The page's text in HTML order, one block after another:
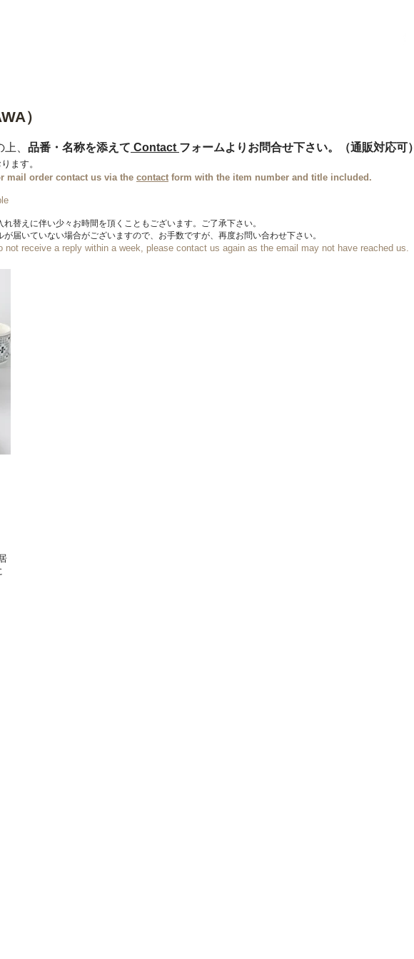
）
、 品番・名称を添えて Contact フォームよりお問合せ下さい。（通販対応可）
ます。
mail order contact us via the contact form with the item number and title included.
替えに伴い少々お時間を頂くこともございます。ご了承下さい。
届いていない場合がございますので、お手数ですが、再度お問い合わせ下さい。
not receive a reply within a week, please contact us again as the email may not have reached us.